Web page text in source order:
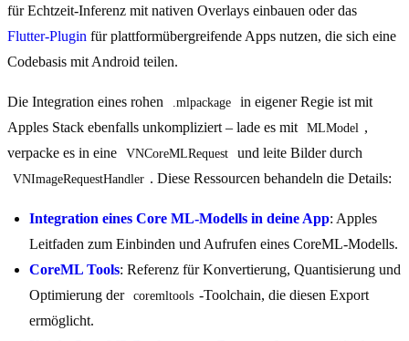
für Echtzeit-Inferenz mit nativen Overlays einbauen oder das
Flutter-Plugin für plattformübergreifende Apps nutzen, die sich eine
Codebasis mit Android teilen.
Die Integration eines rohen .mlpackage
in eigener Regie ist mit
Apples Stack ebenfalls unkompliziert – lade es mit
MLModel ,
verpacke es in eine
VNCoreMLRequest und leite Bilder durch
VNImageRequestHandler . Diese Ressourcen behandeln die Details:
Integration eines Core ML-Modells in deine App: Apples
Leitfaden zum Einbinden und Aufrufen eines CoreML-Modells.
CoreML Tools: Referenz für Konvertierung, Quantisierung und
Optimierung der coremltools -Toolchain, die diesen Export
ermöglicht.